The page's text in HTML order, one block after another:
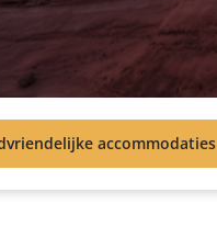
accommodaties